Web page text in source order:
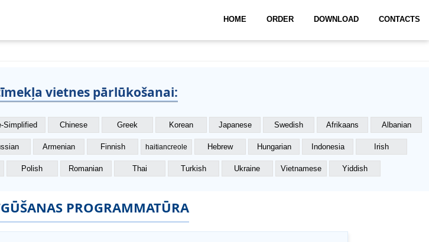
HOME ORDER DOWNLOAD CONTACTS
vietnes pārlūkošanai:
Simplified Chinese Greek Korean Japanese Swedish Afrikaans Albanian
Armenian Finnish haitiancreole Hebrew Hungarian Indonesia Irish
Polish Romanian Thai Turkish Ukraine Vietnamese Yiddish
PROGRAMMATŪRA